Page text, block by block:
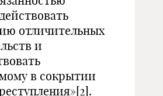
отличительных
и
в сокрытии
[2].